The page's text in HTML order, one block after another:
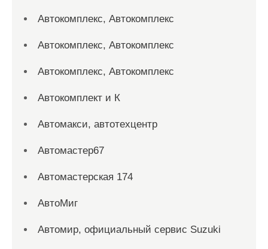
Автокомплекс, Автокомплекс
Автокомплекс, Автокомплекс
Автокомплекс, Автокомплекс
Автокомплект и К
Автомакси, автотехцентр
Автомастер67
Автомастерская 174
АвтоМиг
Автомир, официальный сервис Suzuki